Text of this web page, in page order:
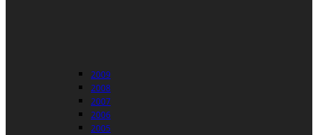
2009
2008
2007
2006
2005